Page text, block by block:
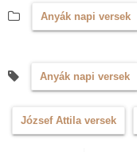
Anyák napi versek
Anyák napi versek
József Attila versek